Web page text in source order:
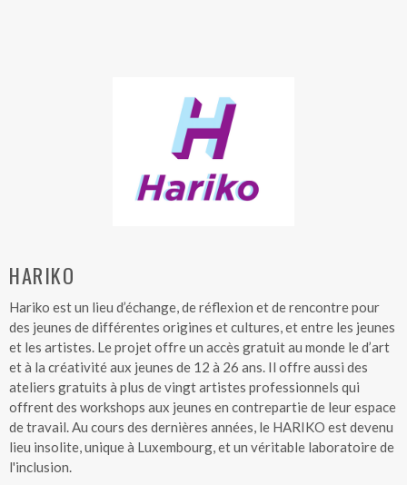
HARIKO
Hariko est un lieu d’échange, de réflexion et de rencontre pour
des jeunes de différentes origines et cultures, et entre les jeunes
et les artistes. Le projet offre un accès gratuit au monde le d’art
et à la créativité aux jeunes de 12 à 26 ans. Il offre aussi des
ateliers gratuits à plus de vingt artistes professionnels qui
offrent des workshops aux jeunes en contrepartie de leur espace
de travail. Au cours des dernières années, le HARIKO est devenu
lieu insolite, unique à Luxembourg, et un véritable laboratoire de
l'inclusion.